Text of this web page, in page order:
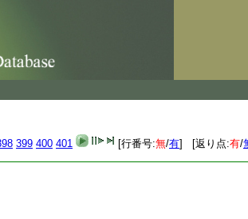
399 400 401 [行番号:無/有] [返り点:有/